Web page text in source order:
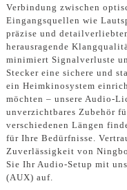
Verbindung zwischen
Eingangsquellen wie
präzise und
herausragende
minimiert Signalverluste
Stecker eine sichere und
ein Heimkinosystem
möchten – unsere Audio-
unverzichtbares Zubehör
verschiedenen Längen
für Ihre Bedürfnisse.
Zuverlässigkeit von
Sie Ihr Audio-Setup mit
(AUX) auf.